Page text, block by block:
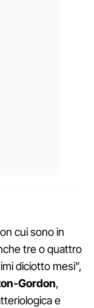
cui sono in
tre o quattro
diciotto mesi”,
Gordon,
e